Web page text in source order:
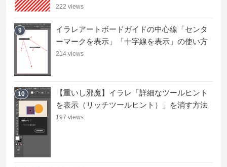
222 views
9
イラレアートボードガイドの中心線「センタ
ーマークを表示」「十字線を表示」の使い方
214 views
10
【重いし邪魔】イラレ「詳細なツールヒント
を表示（リッチツールヒント）」を消す方法
197 views